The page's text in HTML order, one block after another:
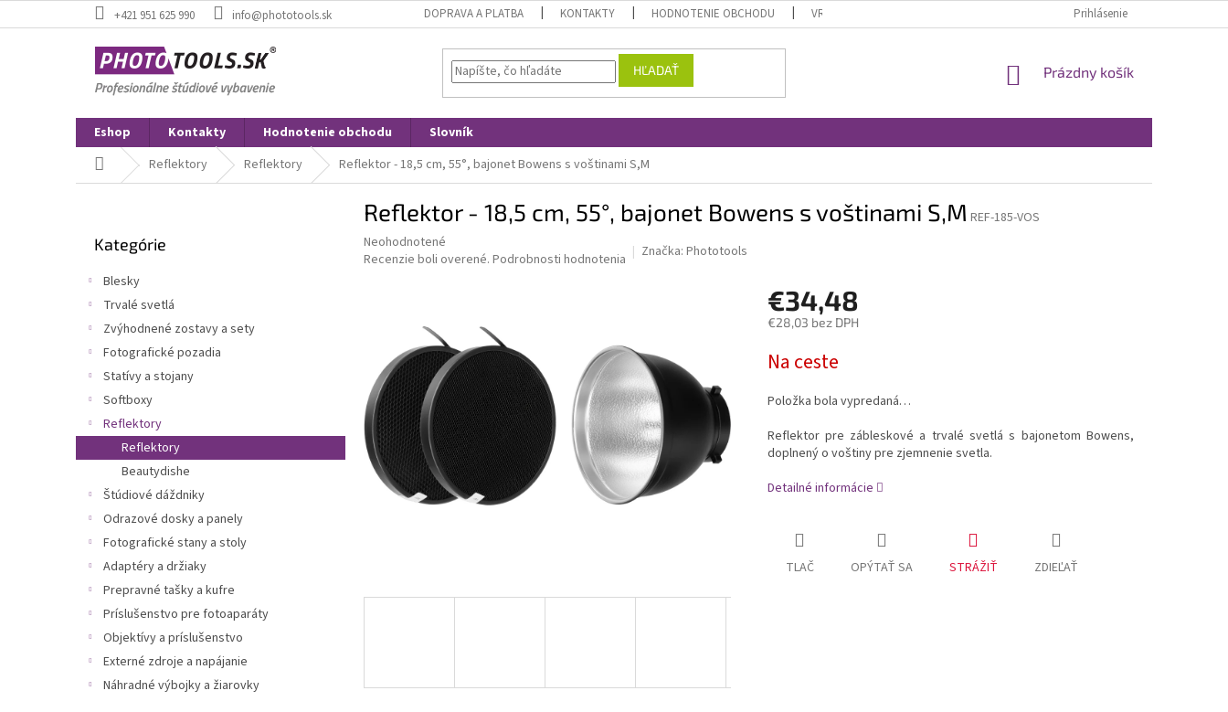
na
+421 951 625 990 info@phototools.sk DOPRAVA A PLATBA KONTAKTY HODNOTENIE OBCHODU VRÁTENIE A REKLAMÁCIA OBCHODNÉ PODMIENKYPrihlásenie
HĽADAŤ
NÁKUPNÝ
Prázdny košík
Eshop Kontakty Hodnotenie obchodu
Slovník
DomovReflektory Reflektory Reflektor - 18,5 cm, 55°, bajonet Bowens s voštinami S,M
kategórie
Kategórie
Blesky
Trvalé svetlá
Zvýhodnené zostavy a sety
Fotografické pozadia
Statívy a stojany
Softboxy
Reflektory
Reflektory
Beautydishe
Štúdiové dáždniky
Odrazové dosky a panely
Fotografické stany a stoly
Adaptéry a držiaky
Prepravné tašky a kufre
Príslušenstvo pre fotoaparáty
Objektívy a príslušenstvo
Externé zdroje a napájanie
Náhradné výbojky a žiarovky
Reflektor - 18,5 cm, 55°, bajonet Bowens s voštinami S,M REF-185-VOS
Priemerné
hodnotenie
hviezdičiek.
Neohodnotené
Recenzie boli overené. Podrobnosti hodnotenia Značka: Phototools
€34,48
€28,03 bez DPH
cena:
Na ceste
Položka bola vypredaná…
Reflektor pre zábleskové a trvalé svetlá s bajonetom Bowens,
doplnený o voštiny pre zjemnenie svetla.
Detailné informácie
TLAČ OPÝTAŤ SA STRÁŽIŤ ZDIEĽAŤ